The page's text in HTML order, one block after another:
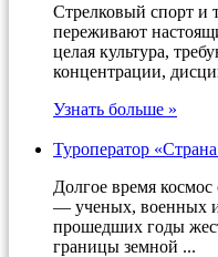
Стрелковый спорт и
переживают
целая культура,
концентрации,
Узнать больше »
Туроператор
Долгое время
— ученых, военных и
прошедших годы
границы земной ...